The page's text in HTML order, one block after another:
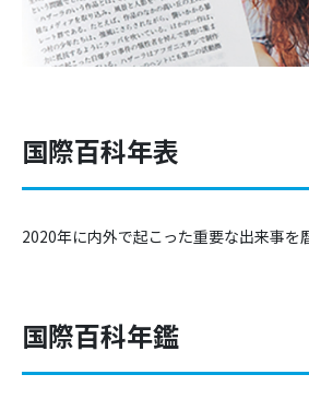
国際百科年表
2020年に内外で起こった重要な出来事を
国際百科年鑑